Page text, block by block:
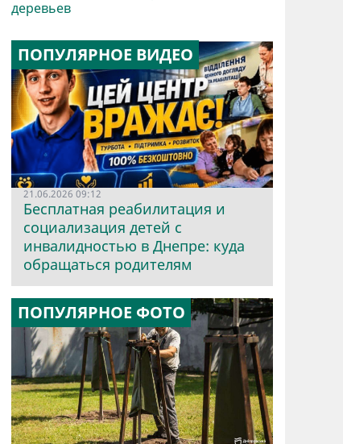
деревьев
ПОПУЛЯРНОЕ ВИДЕО
21.06.2026 09:12
Бесплатная реабилитация и
социализация детей с
инвалидностью в Днепре: куда
обращаться родителям
ПОПУЛЯРНОЕ ФОТО